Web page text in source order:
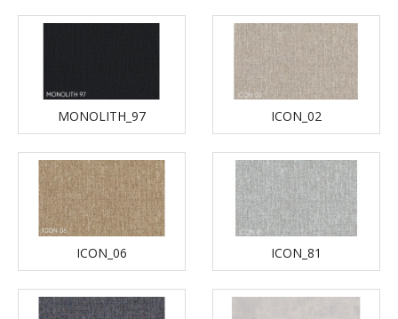
MONOLITH_97 ICON_02
ICON_06 ICON_81